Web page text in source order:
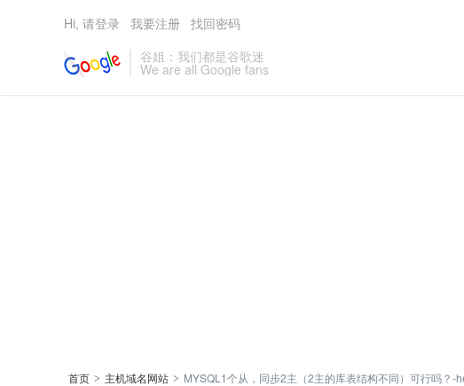
谷姐：我们都是谷歌迷
We are all Google fans
Hi, 请登录 我要注册 找回密码
首页 > 主机域名网站 > MYSQL1个从，同步2主（2主的库表结构不同）可行吗？-